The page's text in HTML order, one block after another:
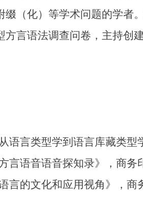
缀（化）等学术问题的学者
方言语法调查问卷，主持创
言类型学到语言库藏类型
语音语音探知录》，商务
的文化和应用视角》，商